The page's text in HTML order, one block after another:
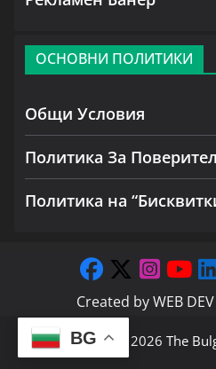
ОСНОВНИ ПОЛИТИКИ
Общи Условия
Политика За
Политика на
Created byWEB
Copyright © 2026 The
BG